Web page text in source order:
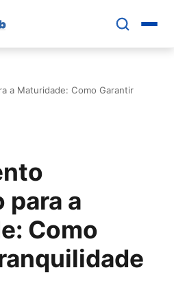
a Maturidade: Como Garantir
para a
Como